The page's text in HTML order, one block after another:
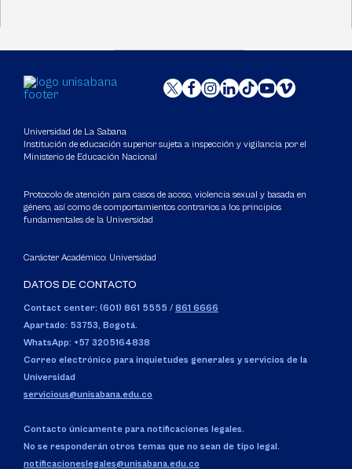
Universidad de La Sabana
Institución de educación superior sujeta a inspección y vigilancia por el
Ministerio de Educación Nacional
Protocolo de atención para casos de acoso, violencia sexual y basada en
género, así como de comportamientos contrarios a los principios
fundamentales de la Universidad
Carácter Académico: Universidad
DATOS DE CONTACTO
Contact center: (601) 861 5555 / 861 6666
Apartado: 53753, Bogotá.
WhatsApp: +57 3205164838
Correo electrónico para inquietudes generales y servicios de la
Universidad
servicious@unisabana.edu.co
Contacto únicamente para notificaciones legales.
No se responderán otros temas que no sean de tipo legal.
notificacioneslegales@unisabana.edu.co